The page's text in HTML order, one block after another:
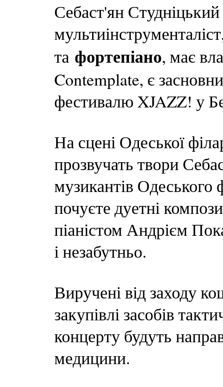
Себаст'ян
та фортепіано, має
Contemplate, є
фестивалю XJAZZ! у
На сцені Одеської
прозвучать твори
музикантів Одеського
почуєте дуетні
піаністом Андрієм
і незабутньо.
Виручені від заходу
закупівлі засобів
концерту будуть
медицини.